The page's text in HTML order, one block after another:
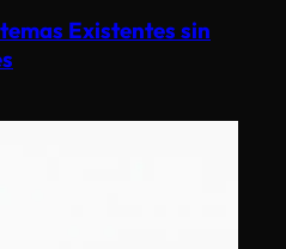
Existentes sin